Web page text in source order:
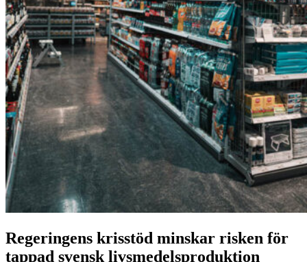
Regeringens krisstöd minskar risken för
tappad svensk livsmedelsproduktion